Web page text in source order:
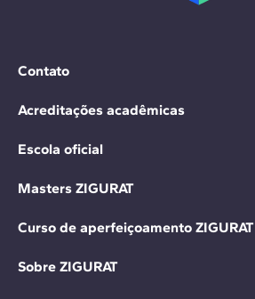
Contato
Acreditações acadêmicas
Escola oficial
Masters ZIGURAT
Curso de aperfeiçoamento ZIGURAT
Sobre ZIGURAT